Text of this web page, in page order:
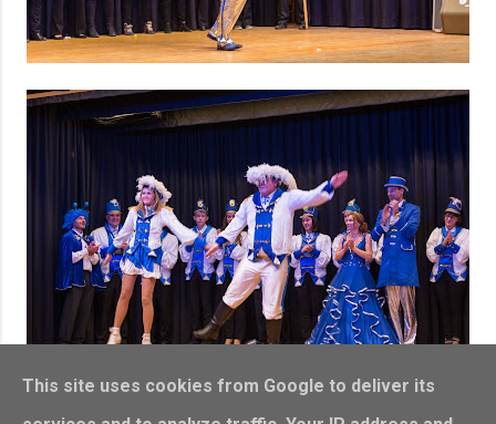
This site uses cookies from Google to deliver its